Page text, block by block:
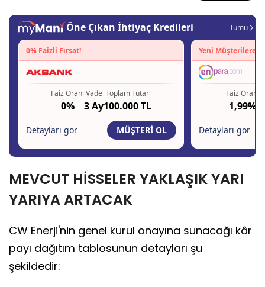
MEVCUT HİSSELER YAKLAŞIK YARI
YARIYA ARTACAK
CW Enerji'nin genel kurul onayına sunacağı kâr
payı dağıtım tablosunun detayları şu
şekildedir: